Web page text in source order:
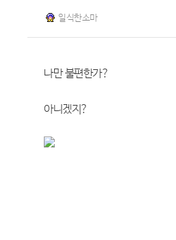
일식한소마
나만 불편한가?
아니겠지?